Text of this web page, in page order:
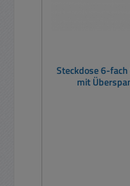
Steckdose 6-
mit